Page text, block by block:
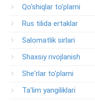
Qo'shiqlar to'plami
Rus tilida ertaklar
Salomatlik sirlari
Shaxsiy rivojlanish
She'rlar to'plami
Ta'lim yangiliklari